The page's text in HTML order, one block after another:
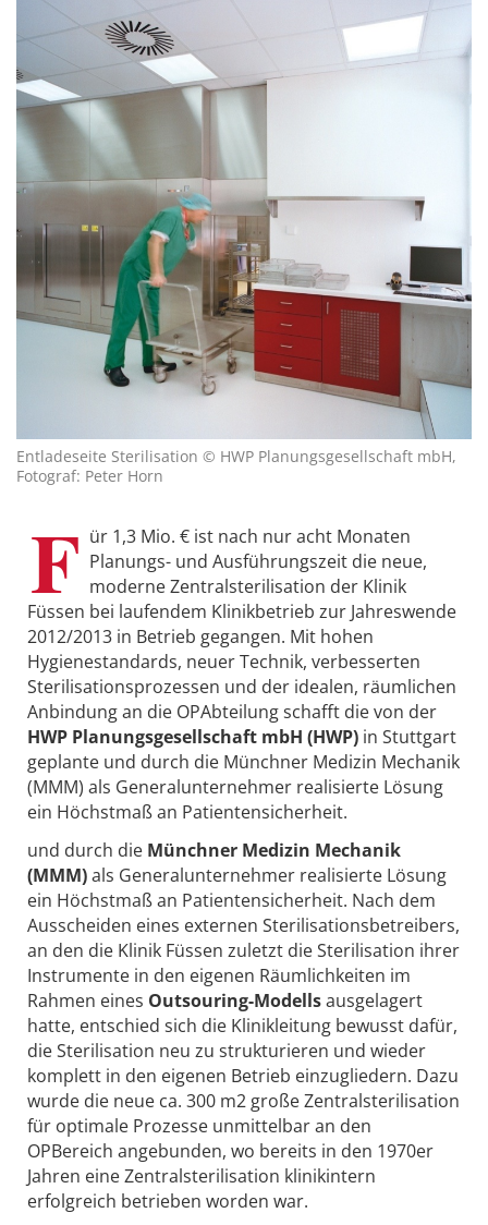
Entladeseite Sterilisation © HWP Planungsgesellschaft mbH,
Fotograf: Peter Horn
F ür 1,3 Mio. € ist nach nur acht Monaten
Planungs- und Ausführungszeit die neue,
moderne Zentralsterilisation der Klinik
Füssen bei laufendem Klinikbetrieb zur Jahreswende
2012/2013 in Betrieb gegangen. Mit hohen
Hygienestandards, neuer Technik, verbesserten
Sterilisationsprozessen und der idealen, räumlichen
Anbindung an die OPAbteilung schafft die von der
HWP Planungsgesellschaft mbH (HWP) in Stuttgart
geplante und durch die Münchner Medizin Mechanik
(MMM) als Generalunternehmer realisierte Lösung
ein Höchstmaß an Patientensicherheit.
und durch die Münchner Medizin Mechanik
(MMM)als Generalunternehmer realisierte Lösung
ein Höchstmaß an Patientensicherheit. Nach dem
Ausscheiden eines externen Sterilisationsbetreibers,
an den die Klinik Füssen zuletzt die Sterilisation ihrer
Instrumente in den eigenen Räumlichkeiten im
Rahmen eines Outsouring-Modellsausgelagert
hatte, entschied sich die Klinikleitung bewusst dafür,
die Sterilisation neu zu strukturieren und wieder
komplett in den eigenen Betrieb einzugliedern. Dazu
wurde die neue ca. 300 m2 große Zentralsterilisation
für optimale Prozesse unmittelbar an den
OPBereich angebunden, wo bereits in den 1970er
Jahren eine Zentralsterilisation klinikintern
erfolgreich betrieben worden war.